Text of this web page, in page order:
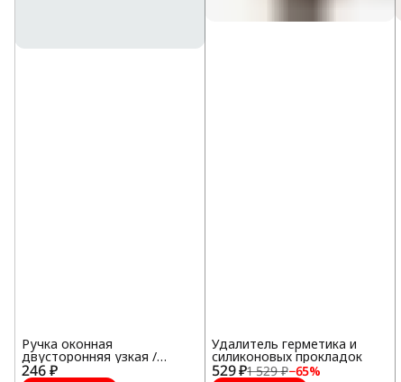
246 ₽
Ручка оконная
двусторонняя узкая /
обычная с ключом, Белая
529 ₽1 529 ₽−65%
Удалитель герметика и
силиконовых прокладок